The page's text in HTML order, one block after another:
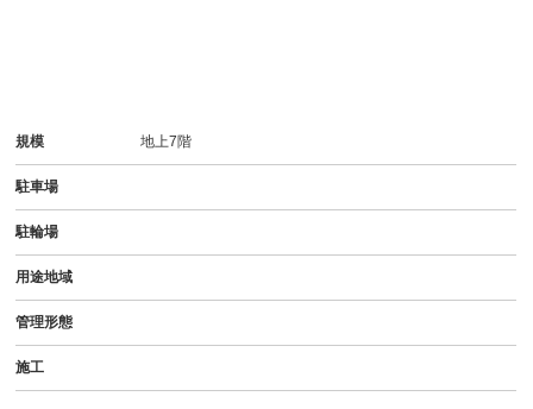
規模 地上7階
駐車場
駐輪場
用途地域
管理形態
施工